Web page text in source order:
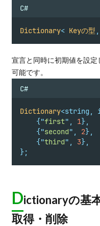
C#
Dictionary< Keyの型 ,
宣言と同時に初期値を設
可能です。
C#
Dictionary<string ,
{"first" , 1},
{"second" , 2},
{"third" , 3},
};
Dictionaryの基
取得・削除